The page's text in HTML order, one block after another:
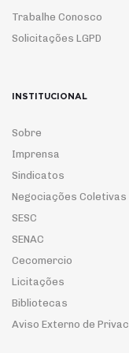
Trabalhe Conosco
Solicitações LGPD
INSTITUCIONAL
Sobre
Imprensa
Sindicatos
Negociações Coletivas
SESC
SENAC
Cecomercio
Licitações
Bibliotecas
Aviso Externo de